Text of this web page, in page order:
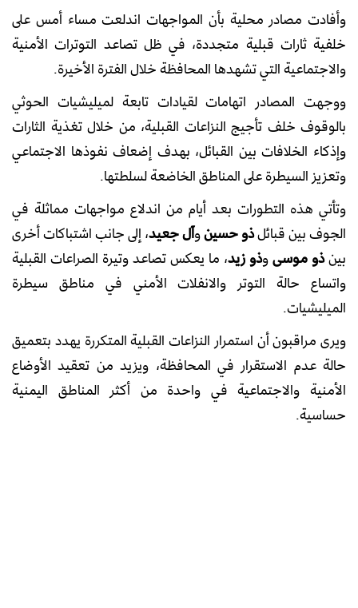
وأفادت مصادر محلية بأن المواجهات اندلعت مساء أمس على
خلفية ثارات قبلية متجددة، في ظل تصاعد التوترات الأمنية
والاجتماعية التي تشهدها المحافظة خلال الفترة الأخيرة.
ووجهت المصادر اتهامات لقيادات تابعة لميليشيات الحوثي
بالوقوف خلف تأجيج النزاعات القبلية، من خلال تغذية الثارات
وإذكاء الخلافات بين القبائل، بهدف إضعاف نفوذها الاجتماعي
وتعزيز السيطرة على المناطق الخاضعة لسلطتها.
وتأتي هذه التطورات بعد أيام من اندلاع مواجهات مماثلة في
الجوف بين قبائلذو حسينوآل جعيد، إلى جانب اشتباكات أخرى
بينذو موسىوذو زيد، ما يعكس تصاعد وتيرة الصراعات القبلية
واتساع حالة التوتر والانفلات الأمني في مناطق سيطرة
الميليشيات.
ويرى مراقبون أن استمرار النزاعات القبلية المتكررة يهدد بتعميق
حالة عدم الاستقرار في المحافظة، ويزيد من تعقيد الأوضاع
الأمنية والاجتماعية في واحدة من أكثر المناطق اليمنية
حساسية.